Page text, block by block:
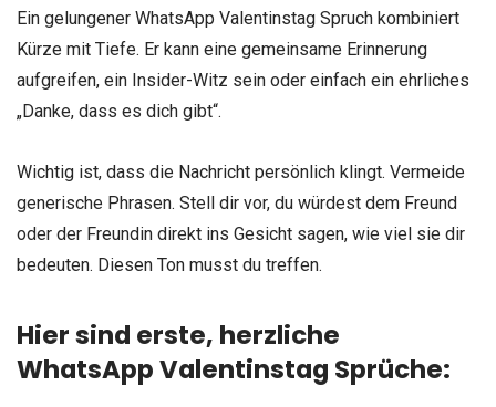
Ein gelungener WhatsApp Valentinstag Spruch kombiniert
Kürze mit Tiefe. Er kann eine gemeinsame Erinnerung
aufgreifen, ein Insider-Witz sein oder einfach ein ehrliches
„Danke, dass es dich gibt“.
Wichtig ist, dass die Nachricht persönlich klingt. Vermeide
generische Phrasen. Stell dir vor, du würdest dem Freund
oder der Freundin direkt ins Gesicht sagen, wie viel sie dir
bedeuten. Diesen Ton musst du treffen.
Hier sind erste, herzliche
WhatsApp Valentinstag Sprüche: